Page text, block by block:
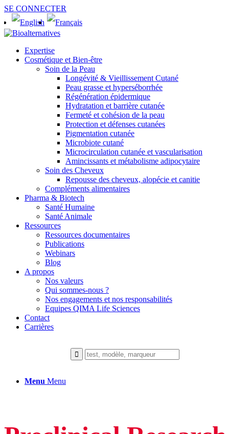
SE CONNECTER
Expertise
Cosmétique et Bien-être
Soin de la Peau
Longévité & Vieillissement Cutané
Peau grasse et hyperséborrhée
Régénération épidermique
Hydratation et barrière cutanée
Fermeté et cohésion de la peau
Protection et défenses cutanées
Pigmentation cutanée
Microbiote cutané
Microcirculation cutanée et vascularisation
Amincissants et métabolisme adipocytaire
Soin des Cheveux
Repousse des cheveux, alopécie et canitie
Compléments alimentaires
Pharma & Biotech
Santé Humaine
Santé Animale
Ressources
Ressources documentaires
Publications
Webinars
Blog
A propos
Nos valeurs
Qui sommes-nous ?
Nos engagements et nos responsabilités
Equipes QIMA Life Sciences
Contact
Carrières
Menu Menu